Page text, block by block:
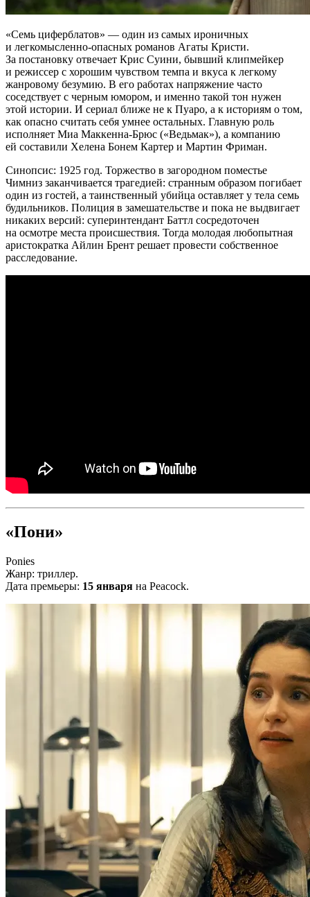
«Семь циферблатов» — один из самых ироничных
и легкомысленно-опасных романов Агаты Кристи.
За постановку отвечает Крис Суини, бывший клипмейкер
и режиссер с хорошим чувством темпа и вкуса к легкому
жанровому безумию. В его работах напряжение часто
соседствует с черным юмором, и именно такой тон нужен
этой истории. И сериал ближе не к Пуаро, а к историям о том,
как опасно считать себя умнее остальных. Главную роль
исполняет Миа Маккенна-Брюс («Ведьмак»), а компанию
ей составили Хелена Бонем Картер и Мартин Фриман.
Синопсис: 1925 год. Торжество в загородном поместье
Чимниз заканчивается трагедией: странным образом погибает
один из гостей, а таинственный убийца оставляет у тела семь
будильников. Полиция в замешательстве и пока не выдвигает
никаких версий: суперинтендант Баттл сосредоточен
на осмотре места происшествия. Тогда молодая любопытная
аристократка Айлин Брент решает провести собственное
расследование.
«Пони»
Ponies
Жанр: триллер.
Дата премьеры: 15 января на Peacock.